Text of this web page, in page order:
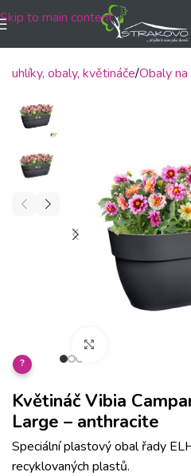
Skip to main content
Truhlíky, obaly, květináče Obaly
?
Květináč Vibia
Large – anthracite
Speciální plastový obal řady
recyklovaných plastů.